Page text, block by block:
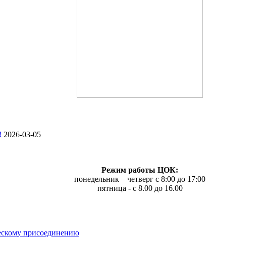
2026-03-05
Режим работы ЦОК:
понедельник – четверг с 8:00 до 17:00
пятница - с 8.00 до 16.00
присоединению